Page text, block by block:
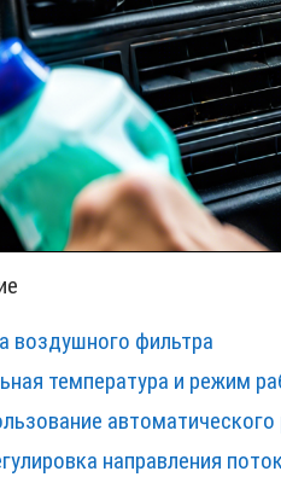
воздушного фильтра
температура и режим
направления